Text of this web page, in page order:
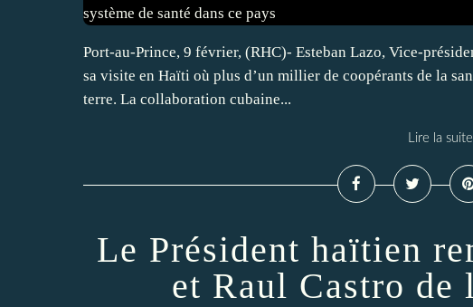
Port-au-Prince, 9 février, (RHC)- Esteban Lazo, Vice-
sa visite en Haïti où plus d’un millier de coopérants de la
terre. La collaboration cubaine...
Lire la suite
Le Président haïtien
et Raul Castro de